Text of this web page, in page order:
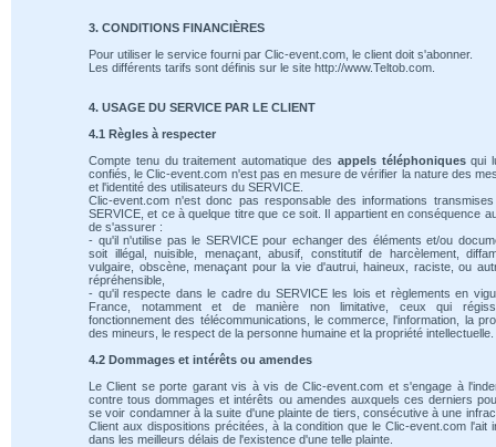
3. CONDITIONS FINANCIÈRES
Pour utiliser le service fourni par Clic-event.com, le client doit s'abonner.
Les différents tarifs sont définis sur le site http://www.Teltob.com.
4. USAGE DU SERVICE PAR LE CLIENT
4.1 Règles à respecter
Compte tenu du traitement automatique des appels téléphoniquesqui
confiés, le Clic-event.com n'est pas en mesure de vérifier la nature des
et l'identité des utilisateurs du SERVICE.
Clic-event.com n'est donc pas responsable des informations
SERVICE, et ce à quelque titre que ce soit. Il appartient en conséquence
de s'assurer :
- qu'il n'utilise pas le SERVICE pour echanger des éléments et/ou
soit illégal, nuisible, menaçant, abusif, constitutif de harcèlement,
vulgaire, obscène, menaçant pour la vie d'autrui, haineux, raciste, ou
répréhensible,
- qu'il respecte dans le cadre du SERVICE les lois et règlements en
France, notamment et de manière non limitative, ceux qui
fonctionnement des télécommunications, le commerce, l'information, la
des mineurs, le respect de la personne humaine et la propriété intellectuelle.
4.2 Dommages et intérêts ou amendes
Le Client se porte garant vis à vis de Clic-event.com et s'engage à
contre tous dommages et intérêts ou amendes auxquels ces derniers
se voir condamner à la suite d'une plainte de tiers, consécutive à une
Client aux dispositions précitées, à la condition que le Clic-event.com l'ait
dans les meilleurs délais de l'existence d'une telle plainte.